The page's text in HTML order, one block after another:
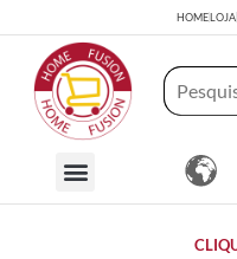
HOMELOJA